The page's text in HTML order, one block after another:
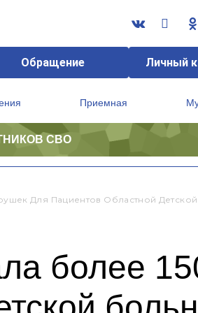
Обращение Личный
Приемная
СВО
Для Пациентов Областной
более